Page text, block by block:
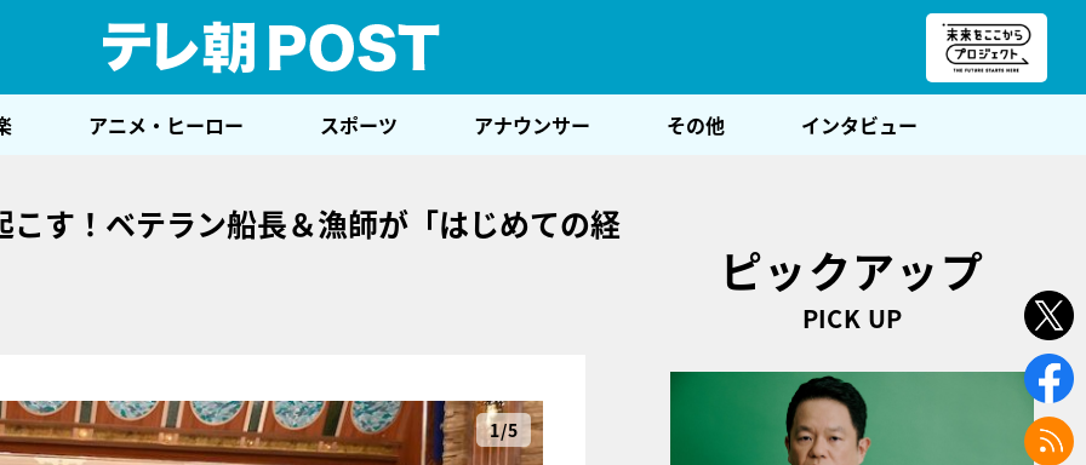
アニメ・ヒーロー スポーツ アナウンサー その他 インタビュー
す！ベテラン船長＆漁師が「はじめての経
1/5
ピックアップ
PICK UP